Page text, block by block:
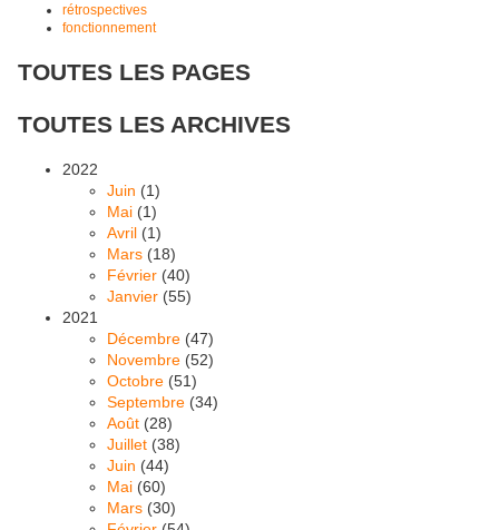
rétrospectives
fonctionnement
TOUTES LES PAGES
TOUTES LES ARCHIVES
2022
Juin (1)
Mai (1)
Avril (1)
Mars (18)
Février (40)
Janvier (55)
2021
Décembre (47)
Novembre (52)
Octobre (51)
Septembre (34)
Août (28)
Juillet (38)
Juin (44)
Mai (60)
Mars (30)